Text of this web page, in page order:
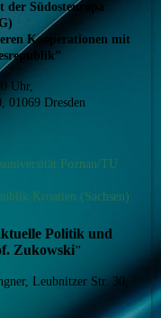
der Südosteuropa
Kooperationen mit
Uhr,
01069 Dresden
Poznan/TU
Kroatien (Sachsen)
Politik und
Zukowski"
Leubnitzer Str. 30,